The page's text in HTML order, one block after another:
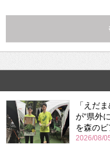
「えだ
が“県外
を森の
2026/08/